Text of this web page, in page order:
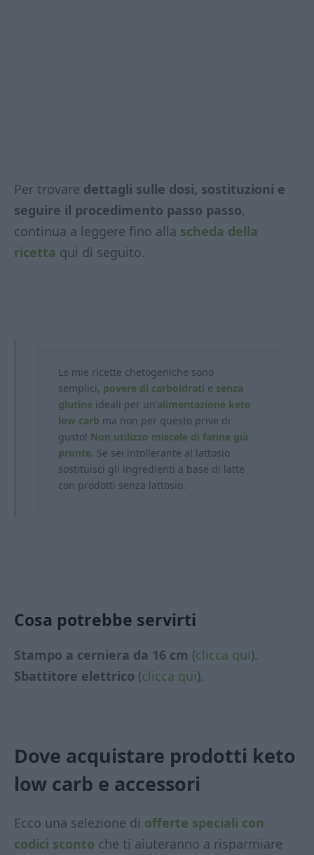
Per trovare dettagli sulle dosi, sostituzioni e
seguire il procedimento passo passo,
continua a leggere fino alla scheda della
ricetta qui di seguito.
Le mie ricette chetogeniche sono
semplici, povere di carboidrati e senza
glutine ideali per un’alimentazione keto
low carb ma non per questo prive di
gusto! Non utilizzo miscele di farine già
pronte. Se sei intollerante al lattosio
sostituisci gli ingredienti a base di latte
con prodotti senza lattosio.
Cosa potrebbe servirti
Stampo a cerniera da 16 cm (clicca qui).
Sbattitore elettrico (clicca qui).
Dove acquistare prodotti keto
low carb e accessori
Ecco una selezione di offerte speciali con
codici sconto che ti aiuteranno a risparmiare